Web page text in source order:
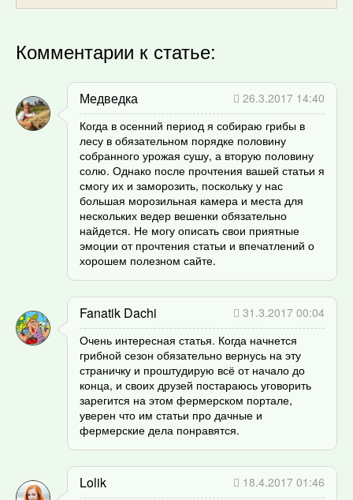
Комментарии к статье:
Медведка
26.3.2017 14:40
Когда в осенний период я собираю грибы в
лесу в обязательном порядке половину
собранного урожая сушу, а вторую половину
солю. Однако после прочтения вашей статьи я
смогу их и заморозить, поскольку у нас
большая морозильная камера и места для
нескольких ведер вешенки обязательно
найдется. Не могу описать свои приятные
эмоции от прочтения статьи и впечатлений о
хорошем полезном сайте.
Fanatik Dachi
31.3.2017 00:04
Очень интересная статья. Когда начнется
грибной сезон обязательно вернусь на эту
страничку и проштудирую всё от начало до
конца, и своих друзей постараюсь уговорить
зарегится на этом фермерском портале,
уверен что им статьи про дачные и
фермерские дела понравятся.
Lolik
18.4.2017 01:46